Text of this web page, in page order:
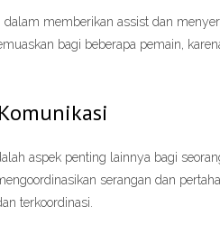
dalam memberikan assist dan
bagi beberapa pemain,
aspek penting lainnya bagi
serangan dan
terkoordinasi.